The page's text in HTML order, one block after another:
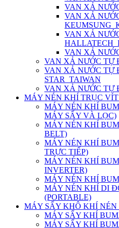
VAN XẢ
VAN XẢ
VAN XẢ
VAN XẢ
VAN XẢ NƯỚC TỰ
VAN XẢ NƯỚC TỰ
STAR_TAIWAN
VAN XẢ NƯỚC TỰ
MÁY NÉN KHÍ TRỤC
MÁY NÉN KHÍ
MÁY SẤY VÀ LỌC)
MÁY NÉN KHÍ
BELT)
MÁY NÉN KHÍ
TRỰC TIẾP)
MÁY NÉN KHÍ
INVERTER)
MÁY NÉN KHÍ
MÁY NÉN KHÍ DI
(PORTABLE)
MÁY SẤY KHÔ KHÍ NÉN
MÁY SẤY KHÍ
MÁY SẤY KHÍ